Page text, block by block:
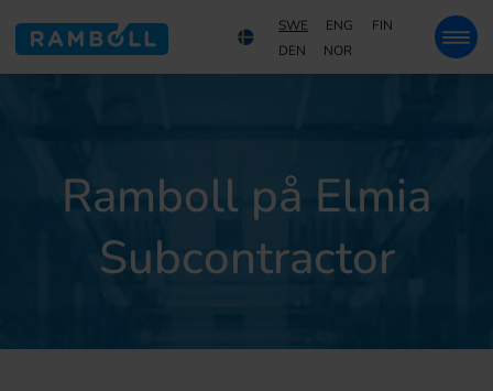
SWE ENG
FIN
DEN
NOR
Ramboll på Elmia
Subcontractor